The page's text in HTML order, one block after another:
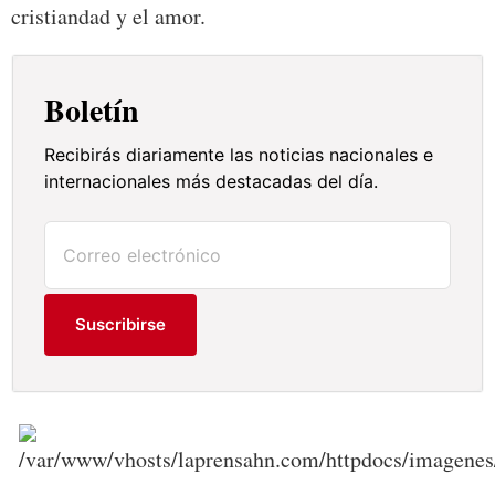
cristiandad y el amor.
Boletín
Recibirás diariamente las noticias nacionales e
internacionales más destacadas del día.
Suscribirse